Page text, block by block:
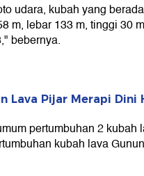
udara, kubah yang
m, lebar 133 m, tinggi 30
bebernya.
Lava Pijar Merapi Dini
pertumbuhan 2 kubah
kubah lava